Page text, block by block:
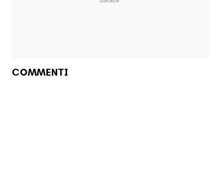
COMMENTI